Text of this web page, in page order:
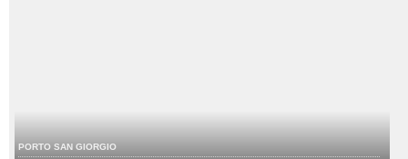
PORTO SAN GIORGIO